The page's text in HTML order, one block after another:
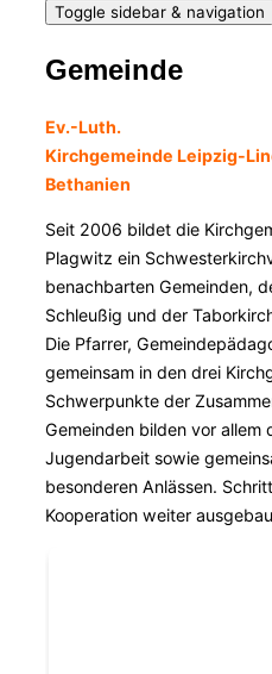
Toggle sidebar & navigation
Gemeinde
Ev.-Luth.
Kirchgemeinde Leipzig-
Bethanien
Seit 2006 bildet die
Plagwitz ein
benachbarten Gemeinden,
Schleußig und der
Die Pfarrer,
gemeinsam in den drei
Schwerpunkte der
Gemeinden bilden vor allem
Jugendarbeit sowie
besonderen Anlässen.
Kooperation weiter